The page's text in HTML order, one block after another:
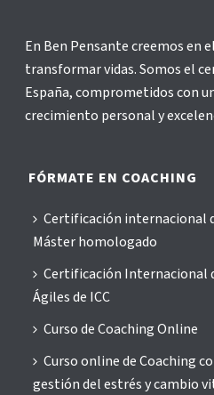
En Ben Pensante creemos en
transformar vidas. Somos el
España, comprometidos con
crecimiento personal y
FÓRMATE EN COACHING
Certificación internacional
Máster homologado
Certificación Internacional
Ágiles de ICC
Curso de Coaching Online
Curso online de Coaching
gestión del estrés y cambio